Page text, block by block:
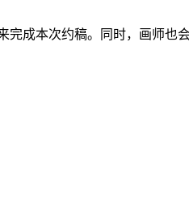
本次约稿。同时，画师也